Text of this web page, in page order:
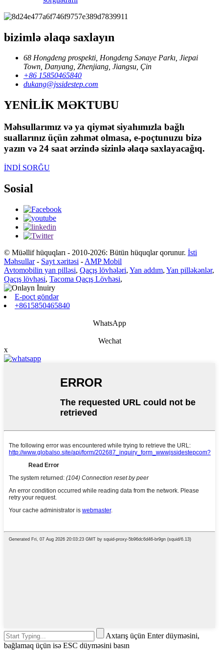
bizimlə əlaqə saxlayın
68 Hongdeng prospekti, Hongdeng Sənaye Parkı, Jiepai
Town, Danyang, Zhenjiang, Jiangsu, Çin
+86 15850465840
dukang@jssidestep.com
YENİLİK MƏKTUBU
Məhsullarımız və ya qiymət siyahımızla bağlı
suallarınız üçün zəhmət olmasa, e-poçtunuzu bizə
yazın və 24 saat ərzində sizinlə əlaqə saxlayacağıq.
İNDİ SORĞU
Sosial
© Müəllif hüquqları - 2010-2026: Bütün hüquqlar qorunur. İsti
Məhsullar- Sayt xəritəsi - AMP Mobil
Avtomobilin yan pilləsi, Qaçış lövhələri, Yan addım, Yan pilləkənlər,
Qaçış lövhəsi, Tacoma Qaçış Lövhəsi,
E-poçt göndər
+8615850465840
WhatsApp
Wechat
x
Axtarış üçün Enter düyməsini,
bağlamaq üçün isə ESC düyməsini basın